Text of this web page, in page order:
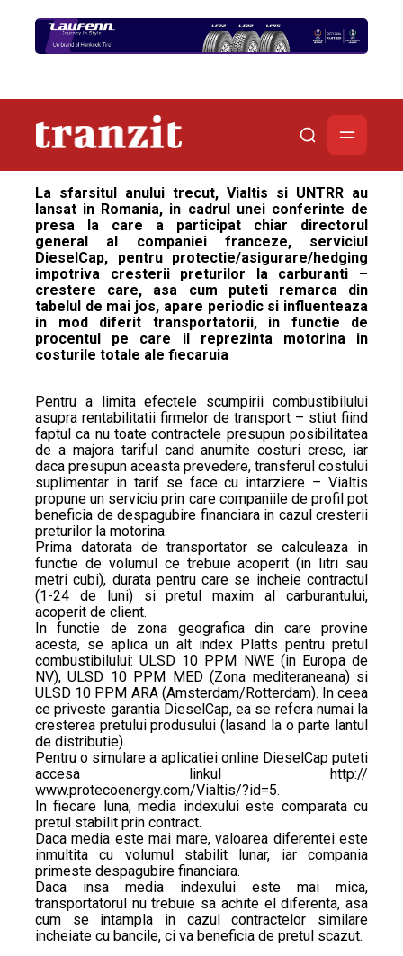
La sfarsitul anului trecut, Vialtis si UNTRR au
lansat in Romania, in cadrul unei conferinte de
presa la care a participat chiar directorul
general al companiei franceze, serviciul
DieselCap, pentru protectie/asigurare/hedging
impotriva cresterii preturilor la carburanti –
crestere care, asa cum puteti remarca din
tabelul de mai jos, apare periodic si influenteaza
in mod diferit transportatorii, in functie de
procentul pe care il reprezinta motorina in
costurile totale ale fiecaruia
Pentru a limita efectele scumpirii combustibilului
asupra rentabilitatii firmelor de transport – stiut fiind
faptul ca nu toate contractele presupun posibilitatea
de a majora tariful cand anumite costuri cresc, iar
daca presupun aceasta prevedere, transferul costului
suplimentar in tarif se face cu intarziere – Vialtis
propune un serviciu prin care companiile de profil pot
beneficia de despagubire financiara in cazul cresterii
preturilor la motorina.
Prima datorata de transportator se calculeaza in
functie de volumul ce trebuie acoperit (in litri sau
metri cubi), durata pentru care se incheie contractul
(1-24 de luni) si pretul maxim al carburantului,
acoperit de client.
In functie de zona geografica din care provine
acesta, se aplica un alt index Platts pentru pretul
combustibilului: ULSD 10 PPM NWE (in Europa de
NV), ULSD 10 PPM MED (Zona mediteraneana) si
ULSD 10 PPM ARA (Amsterdam/Rotterdam). In ceea
ce priveste garantia DieselCap, ea se refera numai la
cresterea pretului produsului (lasand la o parte lantul
de distributie).
Pentru o simulare a aplicatiei online DieselCap puteti
accesa linkul http://
www.protecoenergy.com/Vialtis/?id=5.
In fiecare luna, media indexului este comparata cu
pretul stabilit prin contract.
Daca media este mai mare, valoarea diferentei este
inmultita cu volumul stabilit lunar, iar compania
primeste despagubire financiara.
Daca insa media indexului este mai mica,
transportatorul nu trebuie sa achite el diferenta, asa
cum se intampla in cazul contractelor similare
incheiate cu bancile, ci va beneficia de pretul scazut.